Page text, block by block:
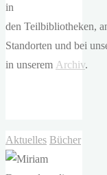
in
den Teilbibliotheken,
Standorten und bei
in unserem Archiv.
Aktuelles Bücher